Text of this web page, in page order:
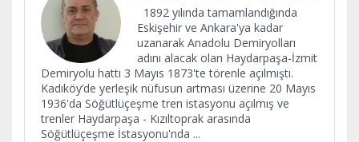
1892 yılında tamamlandığında
Eskişehir ve Ankara'ya kadar
uzanarak Anadolu Demiryolları
adını alacak olan Haydarpaşa-İzmit
Demiryolu hattı 3 Mayıs 1873'te törenle açılmıştı.
Kadıköy’de yerleşik nüfusun artması üzerine 20 Mayıs
1936'da Söğütlüçeşme tren istasyonu açılmış ve
trenler Haydarpaşa - Kızıltoprak arasında
Söğütlüçeşme İstasyonu'nda ...